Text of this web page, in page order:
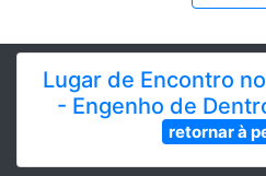
Lugar de Encontro
- Engenho de
retornar à